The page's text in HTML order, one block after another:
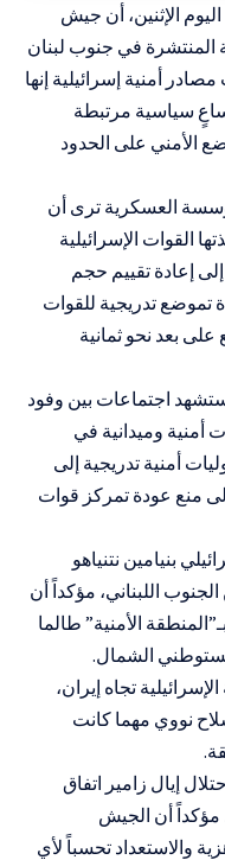
الإثنين، أن جيش
المنتشرة في جنوب لبنان
أمنية إسرائيلية إنها
سياسية مرتبطة
الأمني على الحدود
العسكرية ترى أن
القوات الإسرائيلية
إلى إعادة تقييم حجم
تموضع تدريجية للقوات
بعد نحو ثمانية
ستشهد اجتماعات بين وفود
أمنية وميدانية في
أمنية تدريجية إلى
منع عودة تمركز قوات
بنيامين نتنياهو
اللبناني، مؤكداً أن
الأمنية” طالما
الشمال.
تجاه إيران،
نووي مهما كانت
إيال زامير اتفاق
مؤكداً أن الجيش
والاستعداد تحسباً لأي